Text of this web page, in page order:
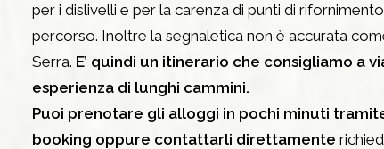
per i dislivelli e per la carenza di punti di
percorso. Inoltre la segnaletica non è accurata
Serra. E’ quindi un itinerario che consigliamo a
esperienza di lunghi cammini.
Puoi prenotare gli alloggi in pochi minuti
booking oppure contattarli direttamente